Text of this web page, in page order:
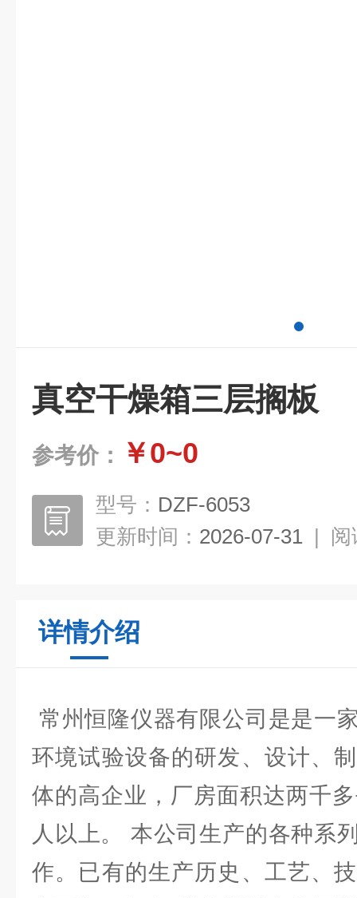
真空干燥箱三层搁板
参考价： ￥0~0
型号： DZF-6053
更新时间： 2026-07-31 | 阅
详情介绍
常州恒隆仪器有限公司是是一
环境试验设备的研发、设计、
体的高企业，厂房面积达两千
人以上。 本公司生产的各种系
作。已有的生产历史、工艺、